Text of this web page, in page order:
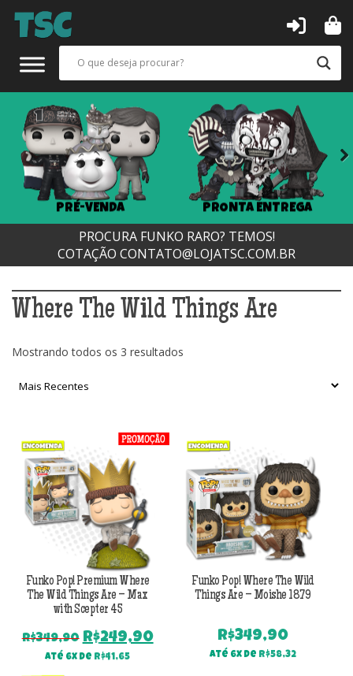
PRÉ-VENDA PRONTA ENTREGA
Next
PROCURA FUNKO RARO? TEMOS!
COTAÇÃO CONTATO@LOJATSC.COM.BR
Where The Wild Things Are
Mostrando todos os 3 resultados
Funko Pop! Premium Where
The Wild Things Are – Max
with Scepter 45
R$349,90 O
preço
R$249,90O
Até 6x de R$41,65
Funko Pop! Where The Wild
Things Are – Moishe 1879
R$349,90
Até 6x de R$58,32